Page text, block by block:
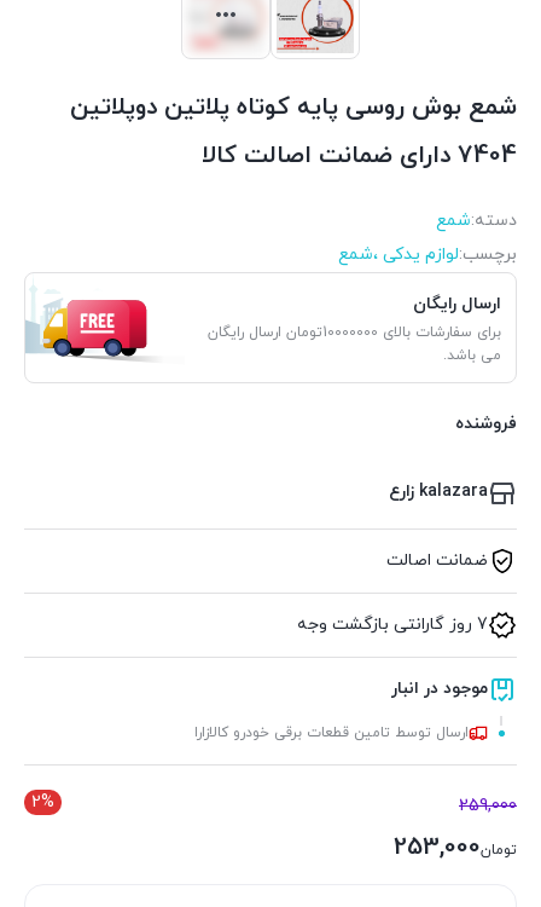
شمع بوش روسی پایه کوتاه پلاتین دوپلاتین
7404 دارای ضمانت اصالت کالا
دسته:شمع
برچسب:لوازم یدکی ،شمع
ارسال رایگان
برای سفارشات بالای 10000000تومان ارسال رایگان
می باشد.
فروشنده
kalazara زارع
ضمانت اصالت
7 روز گارانتی بازگشت وجه
موجود در انبار
ارسال توسط تامین قطعات برقی خودرو کالازارا
2% 259,000
تومان253,000